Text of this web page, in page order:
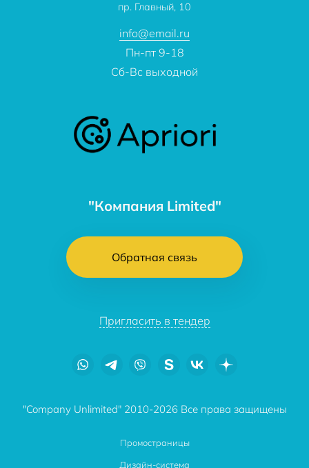
"Компания Limited"
Обратная связь
Пригласить в тендер
пр. Главный, 10
info@email.ru
Пн-пт 9-18
Сб-Вс выходной
"Company Unlimited" 2010-2026 Все права защищены
Промостраницы
Дизайн-система